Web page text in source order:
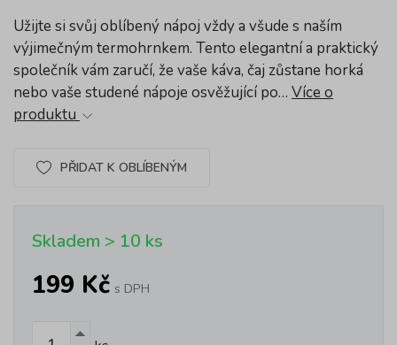
Užijte si svůj oblíbený nápoj vždy a všude s naším
výjimečným termohrnkem. Tento elegantní a praktický
společník vám zaručí, že vaše káva, čaj zůstane horká
nebo vaše studené nápoje osvěžující po… Více o
produktu
PŘIDAT K OBLÍBENÝM
Skladem > 10 ks
199 Kč s DPH